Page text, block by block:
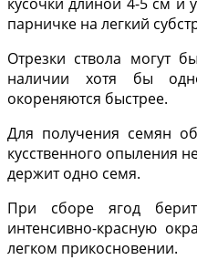
парничке на легкий
Отрезки ствола могут
наличии хотя бы
окореняются быстрее.
Для получения семян
кусственного опыления
держит одно семя.
При сборе ягод
интенсивно-красную
легком прикосновении.